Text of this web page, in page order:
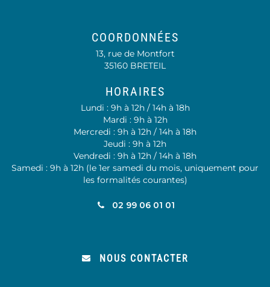
COORDONNÉES
13, rue de Montfort
35160 BRETEIL
HORAIRES
Lundi : 9h à 12h / 14h à 18h
Mardi : 9h à 12h
Mercredi : 9h à 12h / 14h à 18h
Jeudi : 9h à 12h
Vendredi : 9h à 12h / 14h à 18h
Samedi : 9h à 12h (le 1er samedi du mois, uniquement pour
les formalités courantes)
02 99 06 01 01
NOUS CONTACTER